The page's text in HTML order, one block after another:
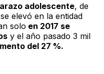
adolescente, de
elevó en la entidad
solo en 2017 se
y el año pasado 3 mil
del 27 %.